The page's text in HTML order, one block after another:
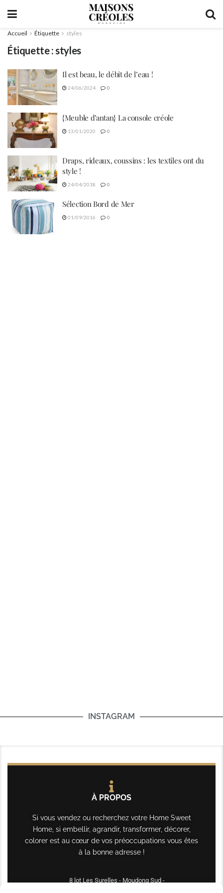
Accueil Étiquette styles
Étiquette :styles
Il est beau, le débit de l’eau !
24/06/2024 0
{Meuble d’antan} La console créole
13/01/2020 0
Draps, rideaux, coussins : les textiles ont du
style !
24/04/2018 0
Sélection Bord de Mer
01/09/2016 0
INSTAGRAM
À PROPOS
Si vous vendez ou recherchez votre Home Sweet
Home, si embellir, agrandir, transformer, décorer,
colorer est au cœur de vos préoccupations vous êtes
à la bonne adresse !
8 lot Les Surelles - Moudong Sud -